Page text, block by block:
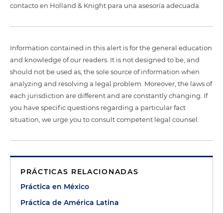
contacto en Holland & Knight para una asesoría adecuada.
Information contained in this alert is for the general education
and knowledge of our readers. It is not designed to be, and
should not be used as, the sole source of information when
analyzing and resolving a legal problem. Moreover, the laws of
each jurisdiction are different and are constantly changing. If
you have specific questions regarding a particular fact
situation, we urge you to consult competent legal counsel.
PRÁCTICAS RELACIONADAS
Práctica en México
Práctica de América Latina